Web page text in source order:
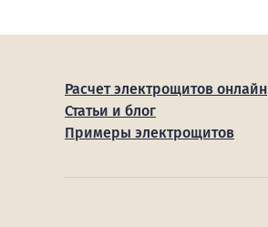
Расчет электрощитов онлайн
Статьи и блог
Примеры электрощитов